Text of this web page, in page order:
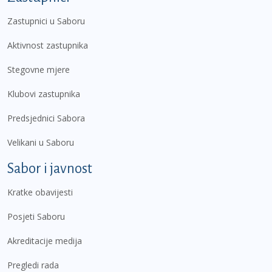
Zastupnici u Saboru
Aktivnost zastupnika
Stegovne mjere
Klubovi zastupnika
Predsjednici Sabora
Velikani u Saboru
Sabor i javnost
Kratke obavijesti
Posjeti Saboru
Akreditacije medija
Pregledi rada